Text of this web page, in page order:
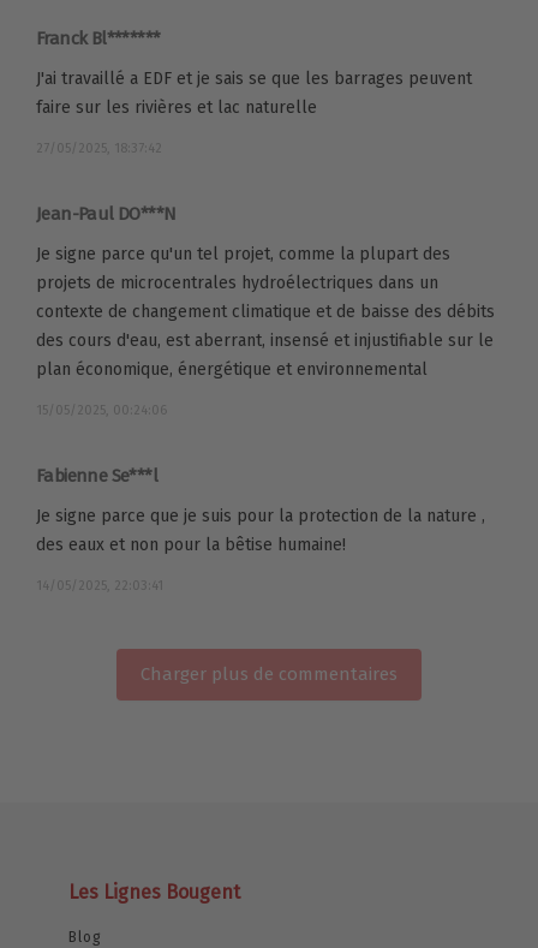
Franck Bl*******
J'ai travaillé a EDF et je sais se que les barrages peuvent
faire sur les rivières et lac naturelle
27/05/2025, 18:37:42
Jean-Paul DO***N
Je signe parce qu'un tel projet, comme la plupart des
projets de microcentrales hydroélectriques dans un
contexte de changement climatique et de baisse des débits
des cours d'eau, est aberrant, insensé et injustifiable sur le
plan économique, énergétique et environnemental
15/05/2025, 00:24:06
Fabienne Se***l
Je signe parce que je suis pour la protection de la nature ,
des eaux et non pour la bêtise humaine!
14/05/2025, 22:03:41
Charger plus de commentaires
Les Lignes Bougent
Blog